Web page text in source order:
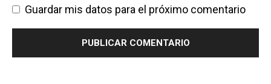
Guardar mis datos para el próximo comentario